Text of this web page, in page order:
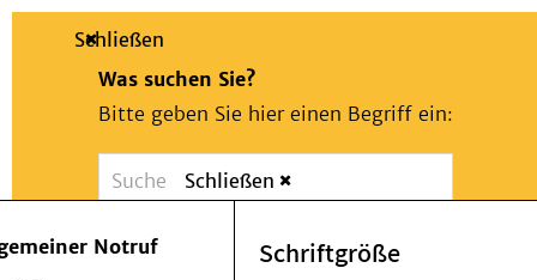
Suche
Schließen
Was suchen Sie?
Bitte geben Sie hier einen Begriff ein:
Suchen
Notfall
Schließen
Notruf
Schriftgröße
Patienten & Besucher